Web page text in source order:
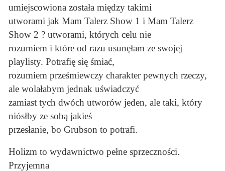
umiejscowiona została między takimi
utworami jak Mam Talerz Show 1 i Mam Talerz
Show 2 ? utworami, których celu nie
rozumiem i które od razu usunęłam ze swojej
playlisty. Potrafię się śmiać,
rozumiem prześmiewczy charakter pewnych rzeczy,
ale wolałabym jednak uświadczyć
zamiast tych dwóch utworów jeden, ale taki, który
niósłby ze sobą jakieś
przesłanie, bo Grubson to potrafi.
Holizm to wydawnictwo pełne sprzeczności.
Przyjemna